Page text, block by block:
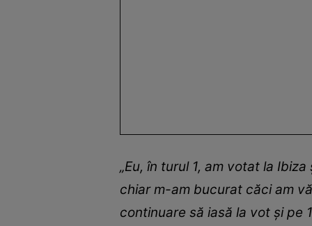
„Eu, în turul 1, am votat la
chiar m-am bucurat căci am
continuare să iasă la vot și pe